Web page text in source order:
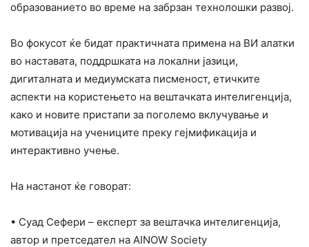
образованието во време на забрзан технолошки развој.
Во фокусот ќе бидат практичната примена на ВИ алатки
во наставата, поддршката на локални јазици,
дигиталната и медиумската писменост, етичките
аспекти на користењето на вештачката интелигенција,
како и новите пристапи за поголемо вклучување и
мотивација на учениците преку гејмификација и
интерактивно учење.
На настанот ќе говорат:
• Суад Сефери – експерт за вештачка интелигенција,
автор и претседател на AINOW Society